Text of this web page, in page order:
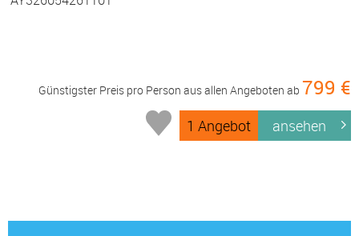
Günstigster Preis pro Person aus allen Angeboten ab 799 €
1 Angebot ansehen